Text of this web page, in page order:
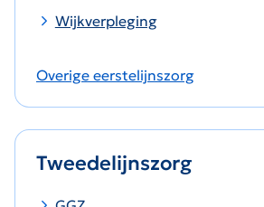
Wijkverpleging
Overige eerstelijnszorg
Tweedelijnszorg